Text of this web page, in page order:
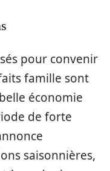
pour convenir
famille sont
économie
de forte
saisonnières,